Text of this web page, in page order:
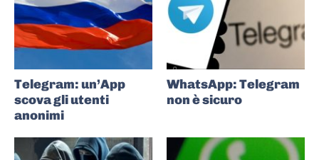
Telegram: un’App
scova gli utenti
anonimi
WhatsApp: Telegram
non è sicuro